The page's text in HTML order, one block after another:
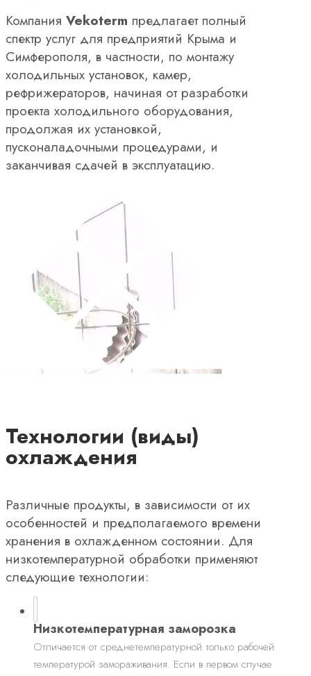
Компания Vekoterm предлагает полный
спектр услуг для предприятий Крыма и
Симферополя, в частности, по монтажу
холодильных установок, камер,
рефрижераторов, начиная от разработки
проекта холодильного оборудования,
продолжая их установкой,
пусконаладочными процедурами, и
заканчивая сдачей в эксплуатацию.
Технологии (виды)
охлаждения
Различные продукты, в зависимости от их
особенностей и предполагаемого времени
хранения в охлажденном состоянии. Для
низкотемпературной обработки применяют
следующие технологии:
Низкотемпературная заморозка
Отличается от среднетемпературной только рабочей
температурой замораживания. Если в первом случае